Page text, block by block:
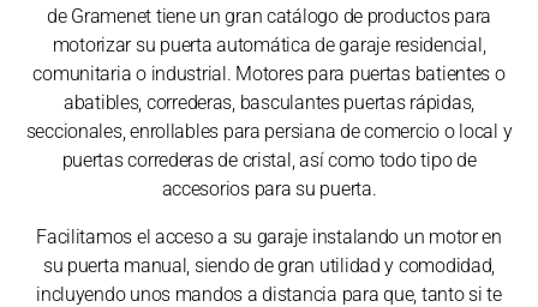
de Gramenet tiene un gran catálogo de productos para
motorizar su puerta automática de garaje residencial,
comunitaria o industrial. Motores para puertas batientes o
abatibles, correderas, basculantes puertas rápidas,
seccionales, enrollables para persiana de comercio o local y
puertas correderas de cristal, así como todo tipo de
accesorios para su puerta.
Facilitamos el acceso a su garaje instalando un motor en
su puerta manual, siendo de gran utilidad y comodidad,
incluyendo unos mandos a distancia para que, tanto si te